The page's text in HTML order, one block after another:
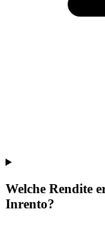
Welche Rendite
Inrento?